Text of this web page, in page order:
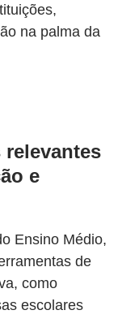
na palma da
e
Ensino Médio,
de
como
escolares